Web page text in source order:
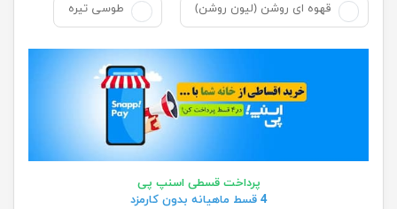
قهوه ای روشن (لیون روشن) طوسی تیره
پرداخت قسطی اسنپ پی
4 قسط ماهیانه بدون کارمزد